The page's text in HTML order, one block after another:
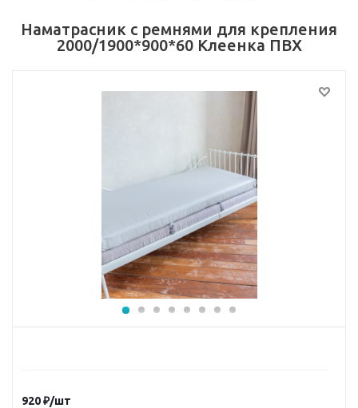
Наматрасник с ремнями для крепления
2000/1900*900*60 Клеенка ПВХ
920₽/шт